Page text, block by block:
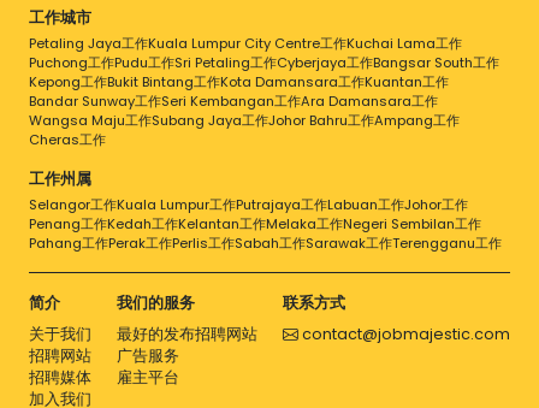
工作城市
Petaling Jaya工作Kuala Lumpur City Centre工作Kuchai Lama工作
Puchong工作Pudu工作Sri Petaling工作Cyberjaya工作Bangsar South工作
Kepong工作Bukit Bintang工作Kota Damansara工作Kuantan工作
Bandar Sunway工作Seri Kembangan工作Ara Damansara工作
Wangsa Maju工作Subang Jaya工作Johor Bahru工作Ampang工作
Cheras工作
工作州属
Selangor工作Kuala Lumpur工作Putrajaya工作Labuan工作Johor工作
Penang工作Kedah工作Kelantan工作Melaka工作Negeri Sembilan工作
Pahang工作Perak工作Perlis工作Sabah工作Sarawak工作Terengganu工作
简介
关于我们
招聘网站
招聘媒体
加入我们
我们的服务
最好的发布招聘网站
广告服务
雇主平台
联系方式
contact@jobmajestic.com